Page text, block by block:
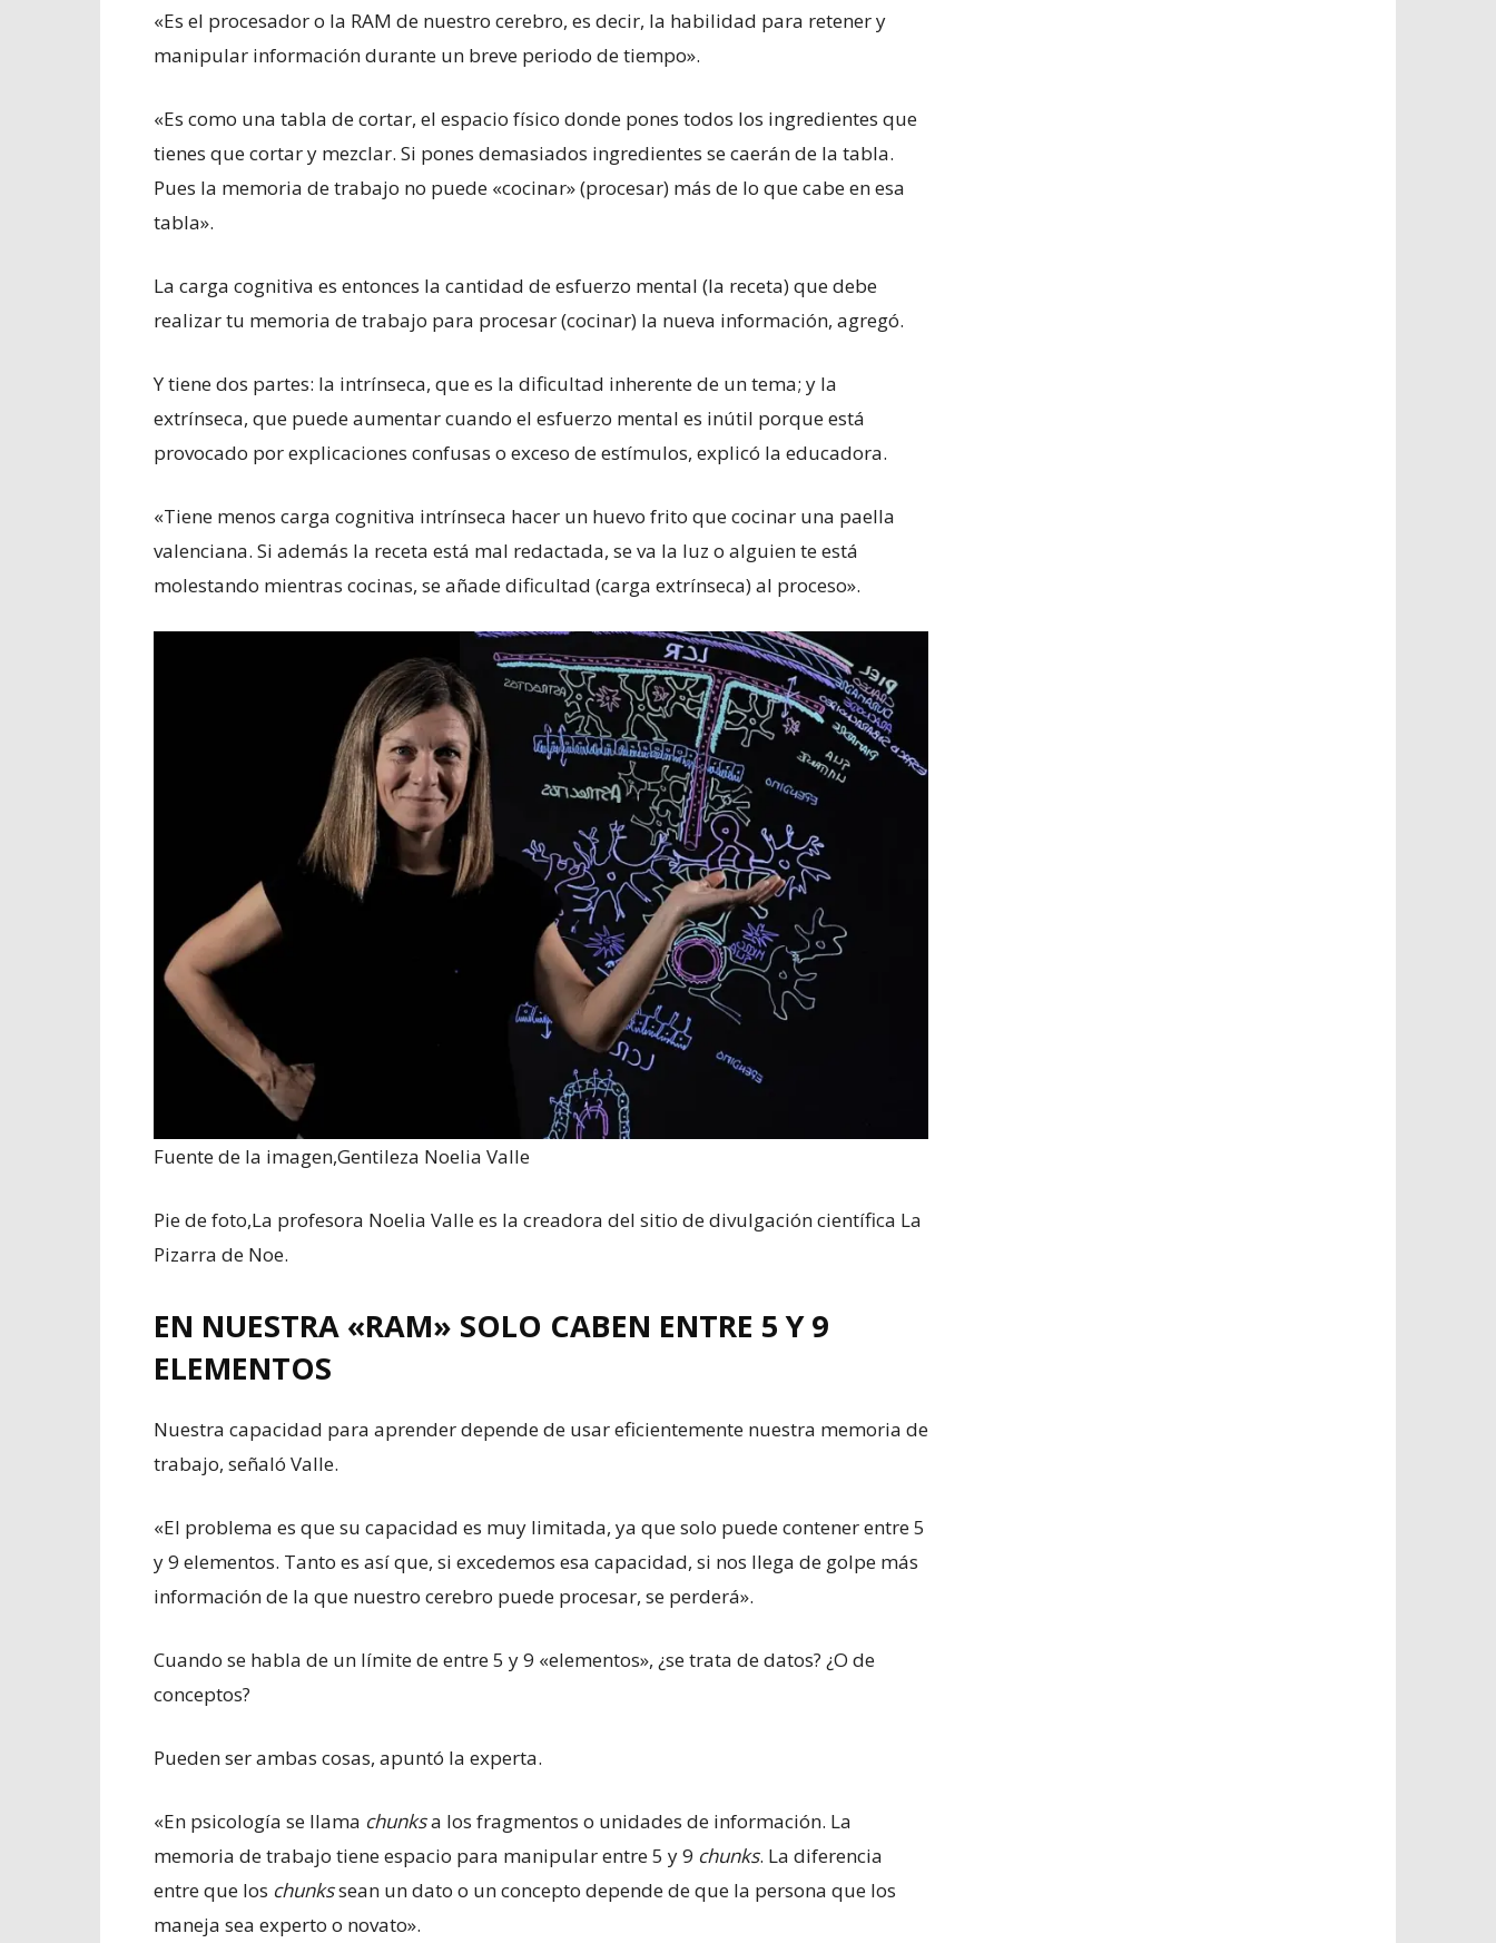
«Es el procesador o la RAM de nuestro cerebro, es decir, la habilidad para retener y
manipular información durante un breve periodo de tiempo».
«Es como una tabla de cortar, el espacio físico donde pones todos los ingredientes que
tienes que cortar y mezclar. Si pones demasiados ingredientes se caerán de la tabla.
Pues la memoria de trabajo no puede «cocinar» (procesar) más de lo que cabe en esa
tabla».
La carga cognitiva es entonces la cantidad de esfuerzo mental (la receta) que debe
realizar tu memoria de trabajo para procesar (cocinar) la nueva información, agregó.
Y tiene dos partes: la intrínseca, que es la dificultad inherente de un tema; y la
extrínseca, que puede aumentar cuando el esfuerzo mental es inútil porque está
provocado por explicaciones confusas o exceso de estímulos, explicó la educadora.
«Tiene menos carga cognitiva intrínseca hacer un huevo frito que cocinar una paella
valenciana. Si además la receta está mal redactada, se va la luz o alguien te está
molestando mientras cocinas, se añade dificultad (carga extrínseca) al proceso».
Fuente de la imagen,Gentileza Noelia Valle
Pie de foto,La profesora Noelia Valle es la creadora del sitio de divulgación científica La
Pizarra de Noe.
EN NUESTRA «RAM» SOLO CABEN ENTRE 5 Y 9
ELEMENTOS
Nuestra capacidad para aprender depende de usar eficientemente nuestra memoria de
trabajo, señaló Valle.
«El problema es que su capacidad es muy limitada, ya que solo puede contener entre 5
y 9 elementos. Tanto es así que, si excedemos esa capacidad, si nos llega de golpe más
información de la que nuestro cerebro puede procesar, se perderá».
Cuando se habla de un límite de entre 5 y 9 «elementos», ¿se trata de datos? ¿O de
conceptos?
Pueden ser ambas cosas, apuntó la experta.
«En psicología se llama chunksa los fragmentos o unidades de información. La
memoria de trabajo tiene espacio para manipular entre 5 y 9 chunks. La diferencia
entre que los chunkssean un dato o un concepto depende de que la persona que los
maneja sea experto o novato».